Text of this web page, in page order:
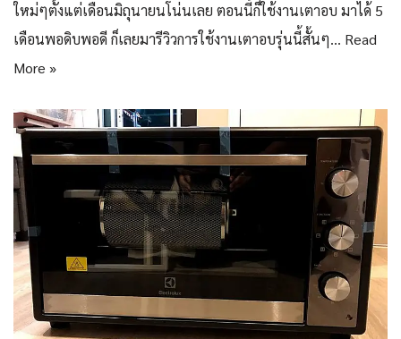
ใหม่ๆตั้งแต่เดือนมิถุนายนโน่นเลย ตอนนี้ก็ใช้งานเตาอบ มาได้ 5
เดือนพอดิบพอดี ก็เลยมารีวิวการใช้งานเตาอบรุ่นนี้สั้นๆ… Read
More »